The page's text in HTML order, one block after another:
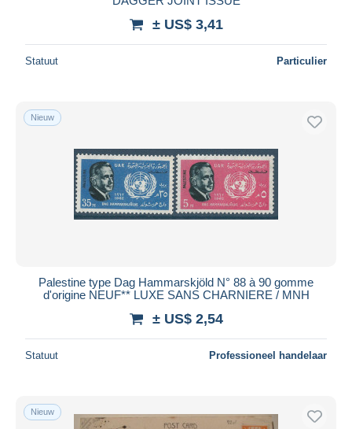
± US$ 3,41
Statuut Particulier
Nieuw
Palestine type Dag Hammarskjöld N° 88 à 90 gomme
d'origine NEUF** LUXE SANS CHARNIERE / MNH
± US$ 2,54
Statuut Professioneel handelaar
Nieuw